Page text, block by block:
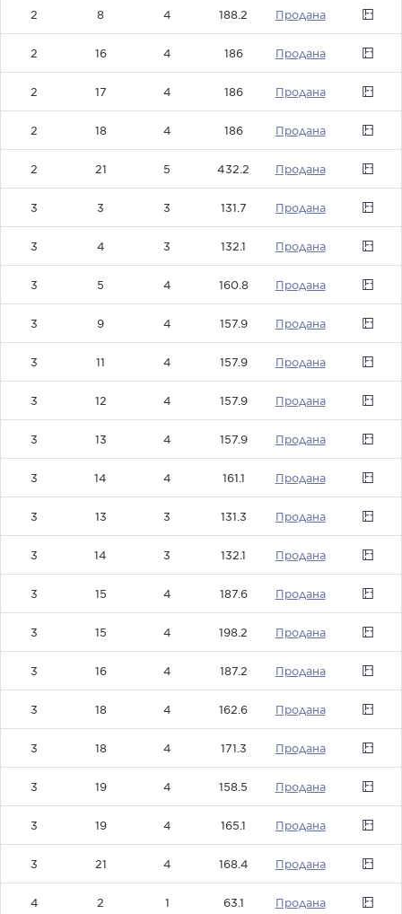
2 8 4 188.2 0
2 16 4 186 0
2 17 4 186 0
2 18 4 186 0
2 21 5 432.2 0
3 3 3 131.7 0
3 4 3 132.1 0
3 5 4 160.8 0
3 9 4 157.9 0
3 11 4 157.9 0
3 12 4 157.9 0
3 13 4 157.9 0
3 14 4 161.1 0
3 13 3 131.3 0
3 14 3 132.1 0
3 15 4 187.6 0
3 15 4 198.2 0
3 16 4 187.2 0
3 18 4 162.6 0
3 18 4 171.3 0
3 19 4 158.5 0
3 19 4 165.1 0
3 21 4 168.4 0
4 2 1 63.1 0